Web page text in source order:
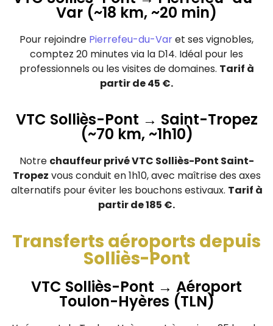
Var (~18 km, ~20 min)
Pour rejoindre Pierrefeu-du-Varet ses vignobles,
comptez 20 minutes via la D14. Idéal pour les
professionnels ou les visites de domaines. Tarif à
partir de 45 €.
VTC Solliès-Pont → Saint-Tropez
(~70 km, ~1h10)
Notre chauffeur privé VTC Solliès-Pont Saint-
Tropez vous conduit en 1h10, avec maîtrise des axes
alternatifs pour éviter les bouchons estivaux. Tarif à
partir de 185 €.
Transferts aéroports depuis
Solliès-Pont
VTC Solliès-Pont → Aéroport
Toulon-Hyères (TLN)